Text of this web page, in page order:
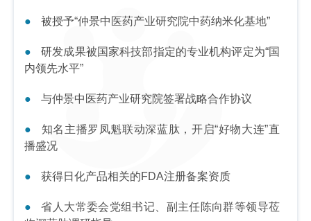
被授予“仲景中医药产业研究院中药纳米化基地”
研发成果被国家科技部指定的专业机构评定为“国
内领先水平”
与仲景中医药产业研究院签署战略合作协议
知名主播罗凤魁联动深蓝肽，开启“好物大连”直
播盛况
获得日化产品相关的FDA注册备案资质
省人大常委会党组书记、副主任陈向群等领导莅